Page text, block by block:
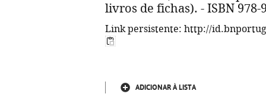
livros de fichas). - ISBN 978-
Link persistente: http://
ADICIONAR À LISTA